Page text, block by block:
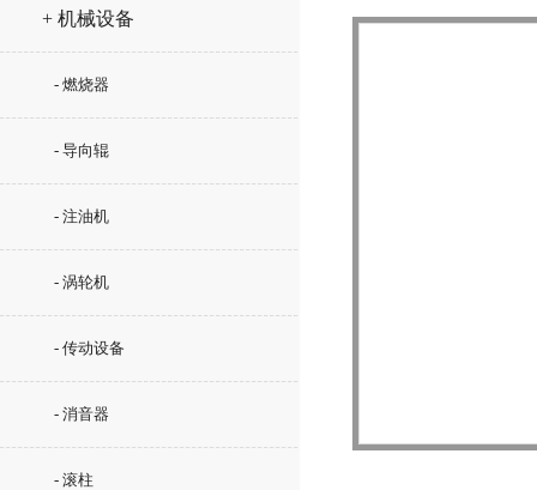
+ 机械设备
- 燃烧器
- 导向辊
- 注油机
- 涡轮机
- 传动设备
- 消音器
- 滚柱